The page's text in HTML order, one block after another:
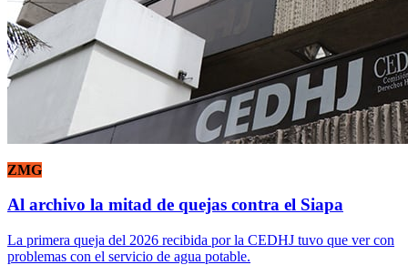
ZMG
Al archivo la mitad de quejas contra el Siapa
La primera queja del 2026 recibida por la CEDHJ tuvo que ver con
problemas con el servicio de agua potable.